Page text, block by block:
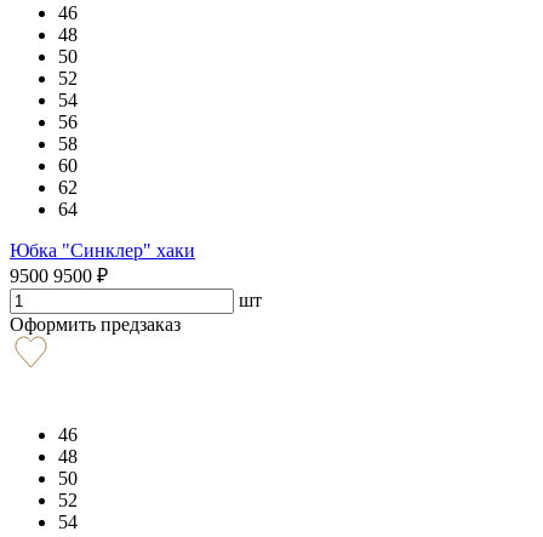
46
48
50
52
54
56
58
60
62
64
Юбка "Синклер" хаки
9500 9500 ₽
шт
Оформить предзаказ
46
48
50
52
54